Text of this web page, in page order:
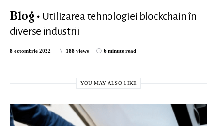
Blog
Utilizarea tehnologiei blockchain în
diverse industrii
8 octombrie 2022 188 views 6 minute read
YOU MAY ALSO LIKE